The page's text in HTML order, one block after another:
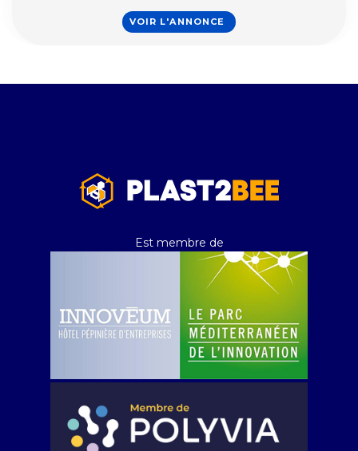
VOIR L'ANNONCE
Est membre de